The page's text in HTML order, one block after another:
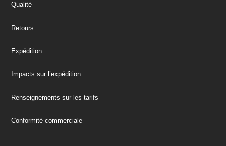
Qualité
Retours
Expédition
Impacts sur l’expédition
Renseignements sur les tarifs
Conformité commerciale